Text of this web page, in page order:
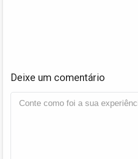
Deixe um comentário